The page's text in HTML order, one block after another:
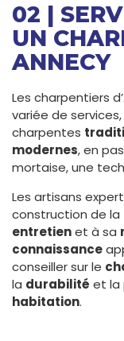
02 |
UN
ANNECY
Les charpentiers
variée de
charpentes
modernes, en
mortaise, une
Les artisans
construction de la
entretienet à sa
connaissance
conseiller sur le
la durabilité et la
habitation.